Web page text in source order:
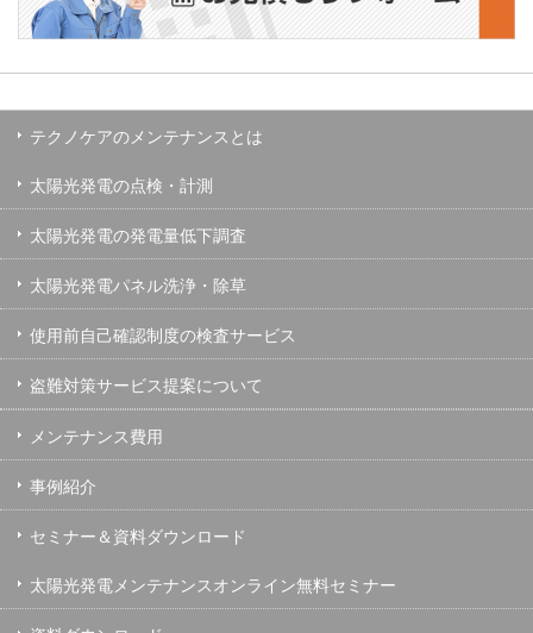
テクノケアのメンテナンスとは
太陽光発電の点検・計測
太陽光発電の発電量低下調査
太陽光発電パネル洗浄・除草
使用前自己確認制度の検査サービス
盗難対策サービス提案について
メンテナンス費用
事例紹介
セミナー＆資料ダウンロード
太陽光発電メンテナンスオンライン無料セミナー